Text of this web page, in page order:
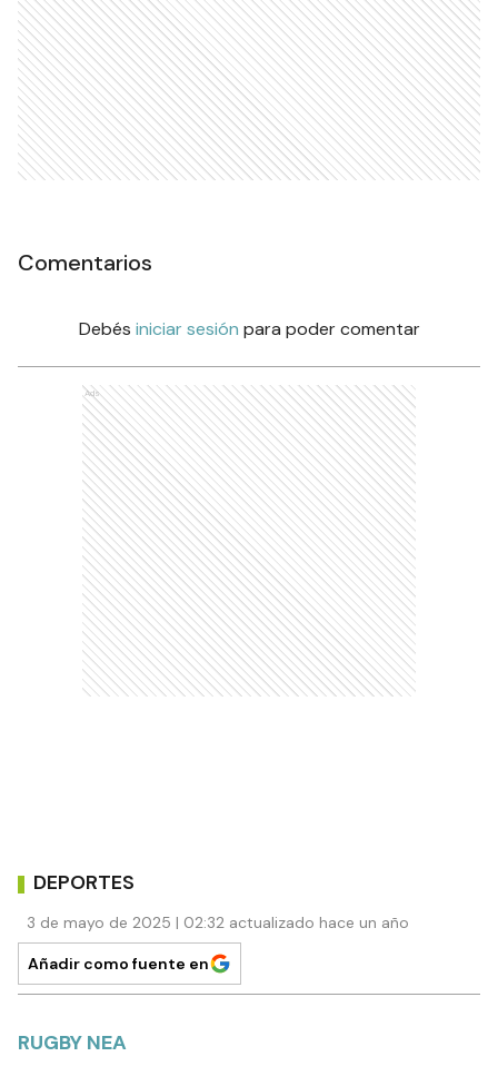
Comentarios
Debés iniciar sesión para poder comentar
Ads
DEPORTES
3 de mayo de 2025 | 02:32 actualizado hace un año
Añadir como fuente en
RUGBY NEA